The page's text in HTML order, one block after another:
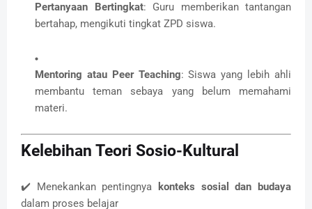
Pertanyaan Bertingkat: Guru memberikan tantangan
bertahap, mengikuti tingkat ZPD siswa.
Mentoring atau Peer Teaching: Siswa yang lebih ahli
membantu teman sebaya yang belum memahami
materi.
Kelebihan Teori Sosio-Kultural
✔️ Menekankan pentingnya
konteks sosial dan budaya
dalam proses belajar